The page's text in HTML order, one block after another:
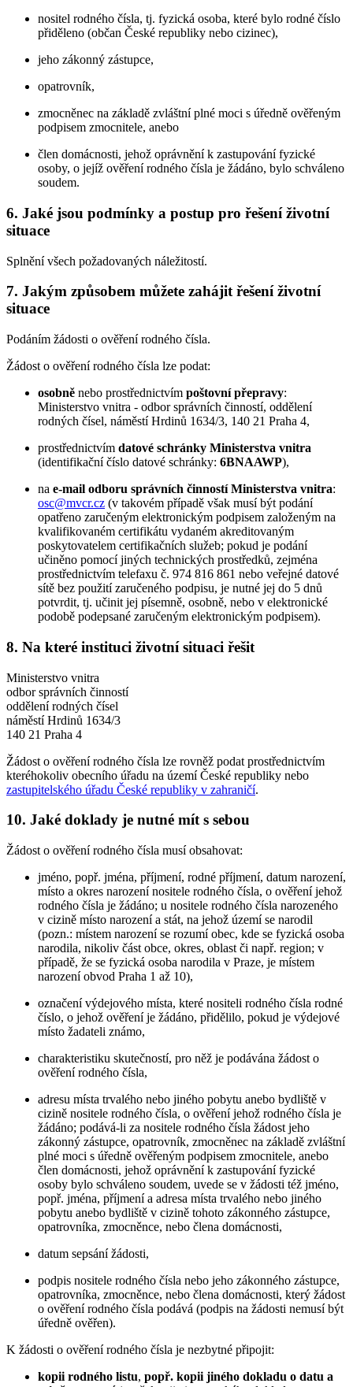
nositel rodného čísla, tj. fyzická osoba, které bylo rodné číslo
přiděleno (občan České republiky nebo cizinec),
jeho zákonný zástupce,
opatrovník,
zmocněnec na základě zvláštní plné moci s úředně ověřeným
podpisem zmocnitele, anebo
člen domácnosti, jehož oprávnění k zastupování fyzické
osoby, o jejíž ověření rodného čísla je žádáno, bylo schváleno
soudem.
6. Jaké jsou podmínky a postup pro řešení životní
situace
Splnění všech požadovaných náležitostí.
7. Jakým způsobem můžete zahájit řešení životní
situace
Podáním žádosti o ověření rodného čísla.
Žádost o ověření rodného čísla lze podat:
osobně nebo prostřednictvím poštovní přepravy:
Ministerstvo vnitra - odbor správních činností, oddělení
rodných čísel, náměstí Hrdinů 1634/3, 140 21 Praha 4,
prostřednictvím datové schránky Ministerstva vnitra
(identifikační číslo datové schránky: 6BNAAWP),
na e-mail odboru správních činností Ministerstva vnitra:
osc@mvcr.cz (v takovém případě však musí být podání
opatřeno zaručeným elektronickým podpisem založeným na
kvalifikovaném certifikátu vydaném akreditovaným
poskytovatelem certifikačních služeb; pokud je podání
učiněno pomocí jiných technických prostředků, zejména
prostřednictvím telefaxu č. 974 816 861 nebo veřejné datové
sítě bez použití zaručeného podpisu, je nutné jej do 5 dnů
potvrdit, tj. učinit jej písemně, osobně, nebo v elektronické
podobě podepsané zaručeným elektronickým podpisem).
8. Na které instituci životní situaci řešit
Ministerstvo vnitra
odbor správních činností
oddělení rodných čísel
náměstí Hrdinů 1634/3
140 21 Praha 4
Žádost o ověření rodného čísla lze rovněž podat prostřednictvím
kteréhokoliv obecního úřadu na území České republiky nebo
zastupitelského úřadu České republiky v zahraničí.
10. Jaké doklady je nutné mít s sebou
Žádost o ověření rodného čísla musí obsahovat:
jméno, popř. jména, příjmení, rodné příjmení, datum narození,
místo a okres narození nositele rodného čísla, o ověření jehož
rodného čísla je žádáno; u nositele rodného čísla narozeného
v cizině místo narození a stát, na jehož území se narodil
(pozn.: místem narození se rozumí obec, kde se fyzická osoba
narodila, nikoliv část obce, okres, oblast či např. region; v
případě, že se fyzická osoba narodila v Praze, je místem
narození obvod Praha 1 až 10),
označení výdejového místa, které nositeli rodného čísla rodné
číslo, o jehož ověření je žádáno, přidělilo, pokud je výdejové
místo žadateli známo,
charakteristiku skutečností, pro něž je podávána žádost o
ověření rodného čísla,
adresu místa trvalého nebo jiného pobytu anebo bydliště v
cizině nositele rodného čísla, o ověření jehož rodného čísla je
žádáno; podává-li za nositele rodného čísla žádost jeho
zákonný zástupce, opatrovník, zmocněnec na základě zvláštní
plné moci s úředně ověřeným podpisem zmocnitele, anebo
člen domácnosti, jehož oprávnění k zastupování fyzické
osoby bylo schváleno soudem, uvede se v žádosti též jméno,
popř. jména, příjmení a adresa místa trvalého nebo jiného
pobytu anebo bydliště v cizině tohoto zákonného zástupce,
opatrovníka, zmocněnce, nebo člena domácnosti,
datum sepsání žádosti,
podpis nositele rodného čísla nebo jeho zákonného zástupce,
opatrovníka, zmocněnce, nebo člena domácnosti, který žádost
o ověření rodného čísla podává (podpis na žádosti nemusí být
úředně ověřen).
K žádosti o ověření rodného čísla je nezbytné připojit:
kopii rodného listu, popř. kopii jiného dokladu o datu a